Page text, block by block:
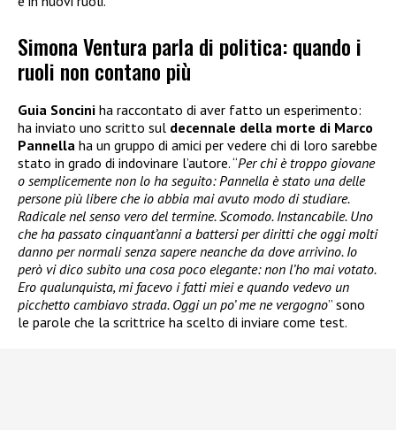
Simona Ventura parla di politica: quando i
ruoli non contano più
Guia Soncini ha raccontato di aver fatto un esperimento:
ha inviato uno scritto sul decennale della morte di Marco
Pannella ha un gruppo di amici per vedere chi di loro sarebbe
stato in grado di indovinare l’autore. “Per chi è troppo giovane
o semplicemente non lo ha seguito: Pannella è stato una delle
persone più libere che io abbia mai avuto modo di studiare.
Radicale nel senso vero del termine. Scomodo. Instancabile. Uno
che ha passato cinquant’anni a battersi per diritti che oggi molti
danno per normali senza sapere neanche da dove arrivino. Io
però vi dico subito una cosa poco elegante: non l’ho mai votato.
Ero qualunquista, mi facevo i fatti miei e quando vedevo un
picchetto cambiavo strada. Oggi un po’ me ne vergogno” sono
le parole che la scrittrice ha scelto di inviare come test.